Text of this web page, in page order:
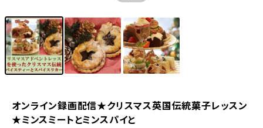
オンライン録画配信★クリスマス英国伝統菓子レッスン
★ミンスミートとミンスパイと